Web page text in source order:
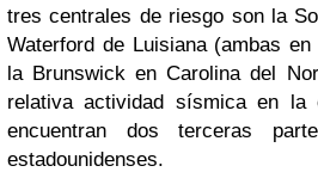
tres centrales de riesgo son la
Waterford de Luisiana (ambas
la Brunswick en Carolina del
relativa actividad sísmica en la
encuentran dos terceras
estadounidenses.